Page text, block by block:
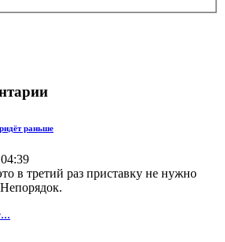
раньше
в третий раз приставку не нужно